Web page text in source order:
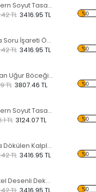
Modern Soyut Tasarım 1 Temalı Özel Kesim Saat
TL 3416.95 TL %0
Ayna Soru İşareti Özel Kesim Saat
TL 3416.95 TL %0
Ayrılan Uğur Böceği Temalı Pleksi Saat
TL 3807.46 TL %0
Modern Soyut Tasarım 13 Temalı Desen Saat
TL 3124.07 TL %0
Ayna Dökülen Kalpler Özel Kesim Saat
TL 3416.95 TL %0
Dantel Desenli Dekoratif Duvar Saati
%0